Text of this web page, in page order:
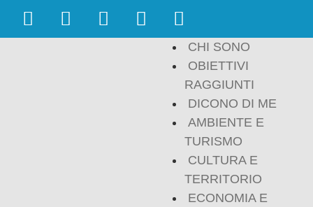
CHI SONO
OBIETTIVI
RAGGIUNTI
DICONO DI ME
AMBIENTE E
TURISMO
CULTURA E
TERRITORIO
ECONOMIA E